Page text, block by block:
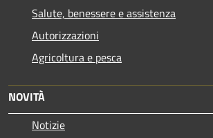
Salute, benessere e assistenza
Autorizzazioni
Agricoltura e pesca
NOVITÀ
Notizie